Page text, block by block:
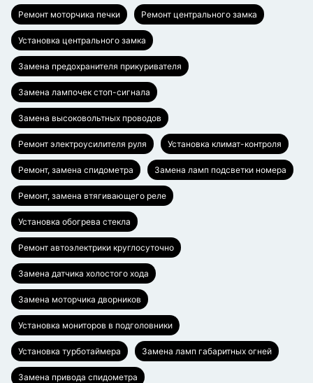
Ремонт моторчика печки Ремонт центрального замка
Установка центрального замка
Замена предохранителя прикуривателя
Замена лампочек стоп-сигнала
Замена высоковольтных проводов
Ремонт электроусилителя руля Установка климат-контроля
Ремонт, замена спидометра Замена ламп подсветки номера
Ремонт, замена втягивающего реле
Установка обогрева стекла
Ремонт автоэлектрики круглосуточно
Замена датчика холостого хода
Замена моторчика дворников
Установка мониторов в подголовники
Установка турботаймера Замена ламп габаритных огней
Замена привода спидометра